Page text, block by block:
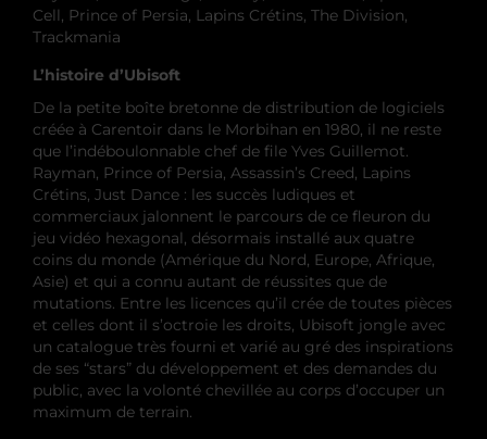
Cell, Prince of Persia, Lapins Crétins, The Division,
Trackmania
L’histoire d’Ubisoft
De la petite boîte bretonne de distribution de logiciels
créée à Carentoir dans le Morbihan en 1980, il ne reste
que l’indéboulonnable chef de file Yves Guillemot.
Rayman, Prince of Persia, Assassin’s Creed, Lapins
Crétins, Just Dance : les succès ludiques et
commerciaux jalonnent le parcours de ce fleuron du
jeu vidéo hexagonal, désormais installé aux quatre
coins du monde (Amérique du Nord, Europe, Afrique,
Asie) et qui a connu autant de réussites que de
mutations. Entre les licences qu’il crée de toutes pièces
et celles dont il s’octroie les droits, Ubisoft jongle avec
un catalogue très fourni et varié au gré des inspirations
de ses “stars” du développement et des demandes du
public, avec la volonté chevillée au corps d’occuper un
maximum de terrain.